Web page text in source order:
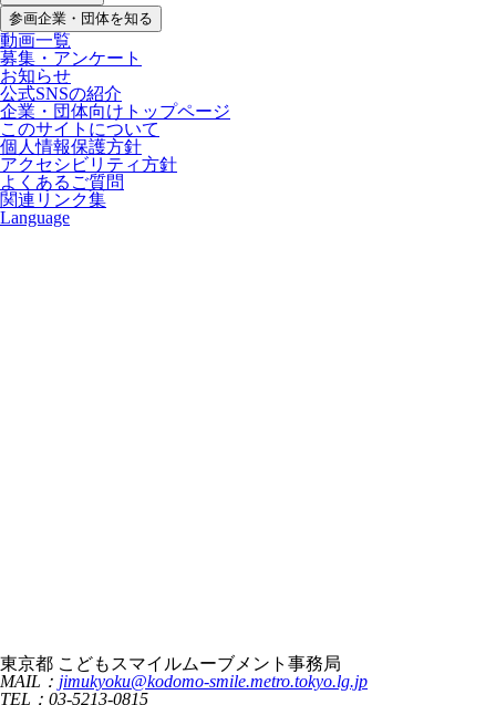
参画企業・団体を知る
動画一覧
募集・アンケート
お知らせ
公式SNSの紹介
企業・団体向けトップページ
このサイトについて
個人情報保護方針
アクセシビリティ方針
よくあるご質問
関連リンク集
Language
東京都 こどもスマイルムーブメント事務局
MAIL： jimukyoku@kodomo-smile.metro.tokyo.lg.jp
TEL：03-5213-0815